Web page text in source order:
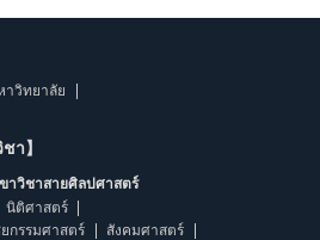
าวิทยาลัย
า】
าวิชาสายศิลปศาสตร์
นิติศาสตร์
กรรมศาสตร์
สังคมศาสตร์